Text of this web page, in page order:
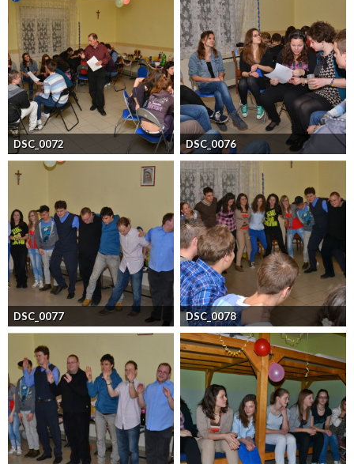
DSC_0072 DSC_0076
DSC_0077 DSC_0078